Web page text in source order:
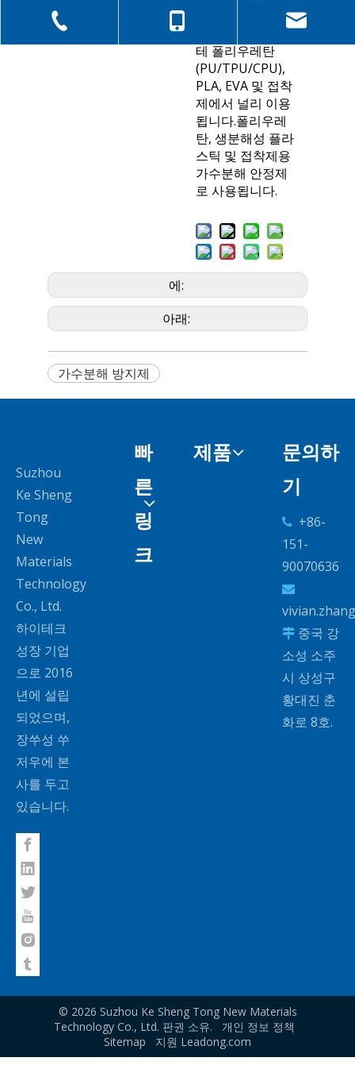
그것은 폴리에스
테 폴리우레탄
(PU/TPU/CPU),
PLA, EVA 및 접착
제에서 널리 이용
됩니다.폴리우레
탄, 생분해성 플라
스틱 및 접착제용
가수분해 안정제
로 사용됩니다.
에:
아래:
가수분해 방지제
Suzhou
Ke Sheng
Tong
New
Materials
Technology
Co., Ltd.
하이테크
성장 기업
으로 2016
년에 설립
되었으며,
장쑤성 쑤
저우에 본
사를 두고
있습니다.
빠
른
링
크
+86-151-
제품
문의하
기
+86-
151-
90070636

중국 강
소성 소주
시 상성구
황대진 춘
화로 8호.
© 2026 Suzhou Ke Sheng Tong New Materials
Technology Co., Ltd. 판권 소유. 개인 정보 정책
Sitemap 지원 Leadong.com